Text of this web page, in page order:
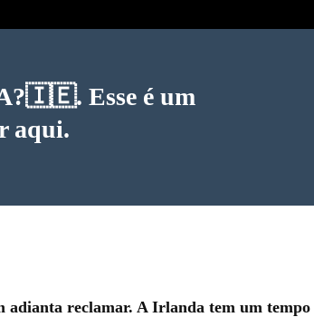
Esse é um
aqui.
adianta reclamar. A Irlanda tem um tempo